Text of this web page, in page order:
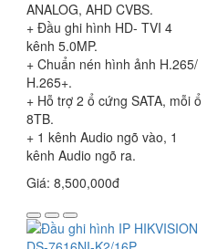
ANALOG, AHD CVBS.
+ Đầu ghi hình HD- TVI 4
kênh 5.0MP.
+ Chuẩn nén hình ảnh H.265/
H.265+.
+ Hỗ trợ 2 ổ cứng SATA, mỗi ổ
8TB.
+ 1 kênh Audio ngõ vào, 1
kênh Audio ngõ ra.
Giá: 8,500,000đ